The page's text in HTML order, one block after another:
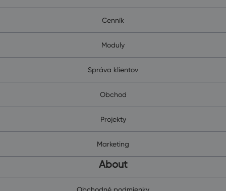
Cenník
Moduly
Správa klientov
Obchod
Projekty
Marketing
About
Obchodné podmienky